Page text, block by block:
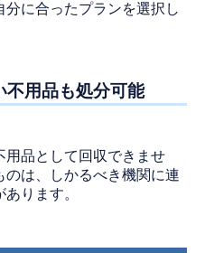
に合ったプランを選択し
不用品も処分可能
用品として回収できませ
のは、しかるべき機関に連
ります。